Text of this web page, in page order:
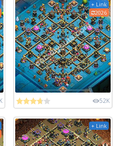
+ Link
2026
52K
+ Link